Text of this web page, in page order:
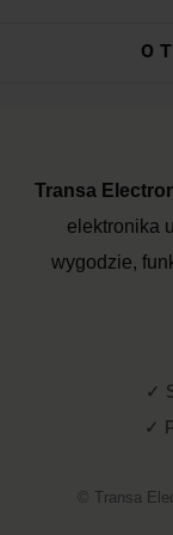
O
Transa
elektronika
wygodzie,
✓
✓
© Transa